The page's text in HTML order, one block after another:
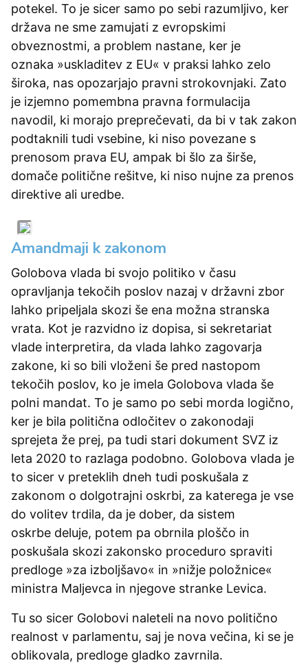
potekel. To je sicer samo po sebi razumljivo, ker
država ne sme zamujati z evropskimi
obveznostmi, a problem nastane, ker je
oznaka »uskladitev z EU« v praksi lahko zelo
široka, nas opozarjajo pravni strokovnjaki. Zato
je izjemno pomembna pravna formulacija
navodil, ki morajo preprečevati, da bi v tak zakon
podtaknili tudi vsebine, ki niso povezane s
prenosom prava EU, ampak bi šlo za širše,
domače politične rešitve, ki niso nujne za prenos
direktive ali uredbe.
Amandmaji k zakonom
Golobova vlada bi svojo politiko v času
opravljanja tekočih poslov nazaj v državni zbor
lahko pripeljala skozi še ena možna stranska
vrata. Kot je razvidno iz dopisa, si sekretariat
vlade interpretira, da vlada lahko zagovarja
zakone, ki so bili vloženi še pred nastopom
tekočih poslov, ko je imela Golobova vlada še
polni mandat. To je samo po sebi morda logično,
ker je bila politična odločitev o zakonodaji
sprejeta že prej, pa tudi stari dokument SVZ iz
leta 2020 to razlaga podobno. Golobova vlada je
to sicer v preteklih dneh tudi poskušala z
zakonom o dolgotrajni oskrbi, za katerega je vse
do volitev trdila, da je dober, da sistem
oskrbe deluje, potem pa obrnila ploščo in
poskušala skozi zakonsko proceduro spraviti
predloge »za izboljšavo« in »nižje položnice«
ministra Maljevca in njegove stranke Levica.
Tu so sicer Golobovi naleteli na novo politično
realnost v parlamentu, saj je nova večina, ki se je
oblikovala, predloge gladko zavrnila.